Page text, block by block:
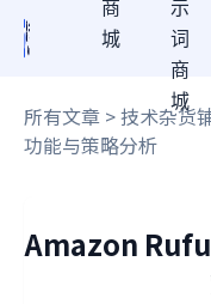
商
城
示
词
商
城
所有文章 >技术杂货
功能与策略分析
Amazon